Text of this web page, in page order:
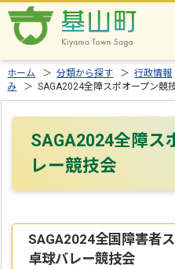
ホーム ＞分類から探す ＞行政情報
み
＞ SAGA2024全障スポオープン競
SAGA2024全障ス
レー競技会
SAGA2024全国障害者
卓球バレー競技会